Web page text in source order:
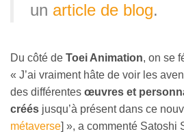
un article de blog.
Du côté de Toei Animation, on se
« J’ai vraiment hâte de voir les
des différentes œuvres et
créés jusqu’à présent dans ce
métaverse] », a commenté Satoshi